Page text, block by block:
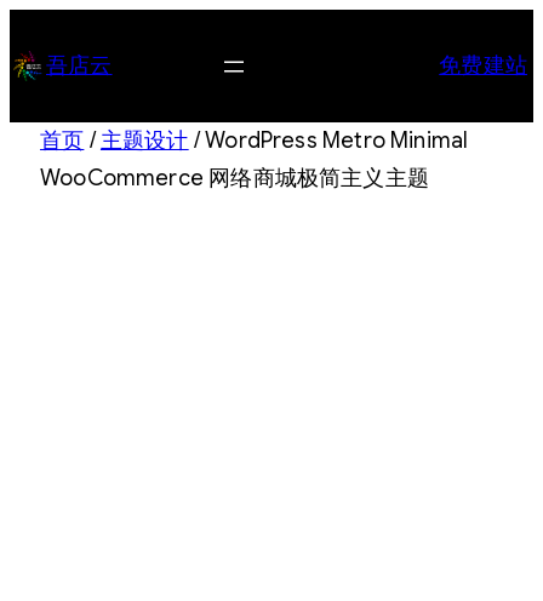
至 吾店云 免费建站
首页 /主题设计 / WordPress Metro Minimal
WooCommerce 网络商城极简主义主题